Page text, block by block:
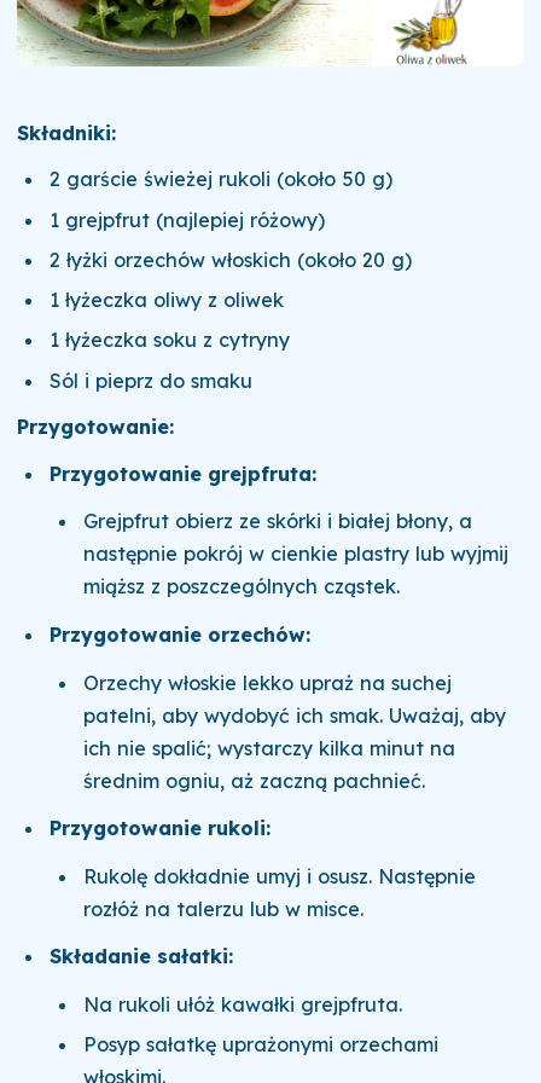
Składniki:
2 garście świeżej rukoli (około 50 g)
1 grejpfrut (najlepiej różowy)
2 łyżki orzechów włoskich (około 20 g)
1 łyżeczka oliwy z oliwek
1 łyżeczka soku z cytryny
Sól i pieprz do smaku
Przygotowanie:
Przygotowanie grejpfruta:
Grejpfrut obierz ze skórki i białej błony, a
następnie pokrój w cienkie plastry lub wyjmij
miąższ z poszczególnych cząstek.
Przygotowanie orzechów:
Orzechy włoskie lekko upraż na suchej
patelni, aby wydobyć ich smak. Uważaj, aby
ich nie spalić; wystarczy kilka minut na
średnim ogniu, aż zaczną pachnieć.
Przygotowanie rukoli:
Rukolę dokładnie umyj i osusz. Następnie
rozłóż na talerzu lub w misce.
Składanie sałatki:
Na rukoli ułóż kawałki grejpfruta.
Posyp sałatkę uprażonymi orzechami
włoskimi.